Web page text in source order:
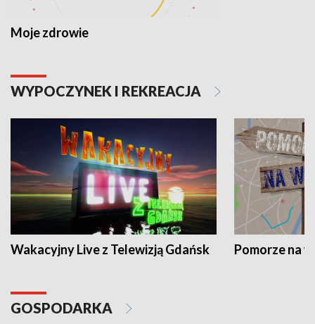
Moje zdrowie
WYPOCZYNEK I REKREACJA
Wakacyjny Live z Telewizją Gdańsk Pomorze na
GOSPODARKA